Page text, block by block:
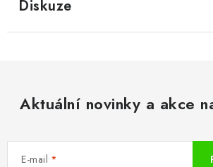
Diskuze
Aktuální novinky a akce
E-mail